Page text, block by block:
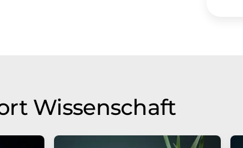
Wissenschaft